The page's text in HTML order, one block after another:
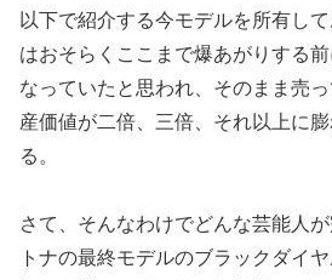
以下で紹介する今モデルを所有し
はおそらくここまで爆あがりする
なっていたと思われ、そのまま売
産価値が二倍、三倍、それ以上に
る。
さて、そんなわけでどんな芸能人
トナの最終モデルのブラックダイ